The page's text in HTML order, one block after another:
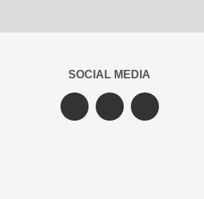
SOCIAL MEDIA